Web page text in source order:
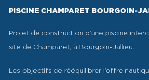
PISCINE CHAMPARET BOURGOIN-
Projet de construction d’une piscine
site de Champaret, à Bourgoin-Jallieu.
Les objectifs de rééquilibrer l’offre